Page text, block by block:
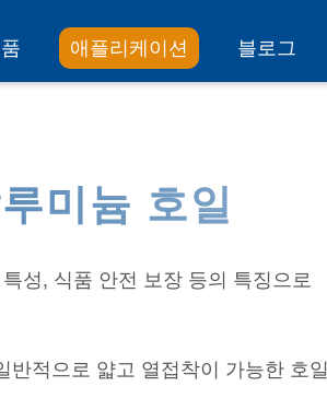
애플리케이션 블로그
미늄 호일
성, 식품 안전 보장 등의 특징으로
적으로 얇고 열접착이 가능한 호일